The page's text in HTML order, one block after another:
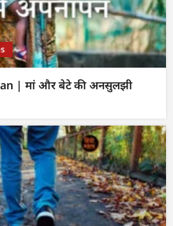
| मां और बेटे की अनसुलझी